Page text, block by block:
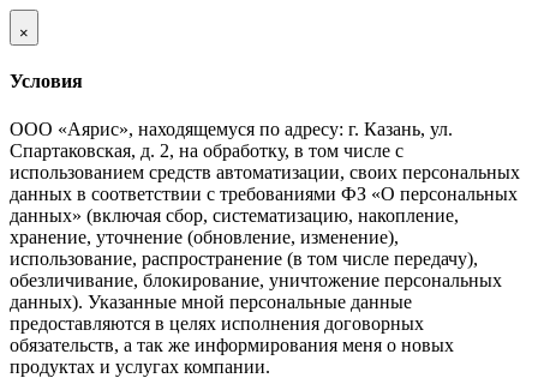
×
Условия
ООО «Аярис», находящемуся по адресу: г. Казань, ул.
Спартаковская, д. 2, на обработку, в том числе с
использованием средств автоматизации, своих персональных
данных в соответствии с требованиями ФЗ «О персональных
данных» (включая сбор, систематизацию, накопление,
хранение, уточнение (обновление, изменение),
использование, распространение (в том числе передачу),
обезличивание, блокирование, уничтожение персональных
данных). Указанные мной персональные данные
предоставляются в целях исполнения договорных
обязательств, а так же информирования меня о новых
продуктах и услугах компании.